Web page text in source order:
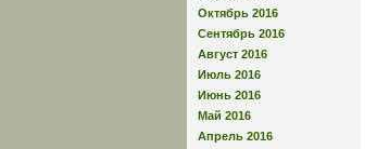
Октябрь 2016
Сентябрь 2016
Август 2016
Июль 2016
Июнь 2016
Май 2016
Апрель 2016